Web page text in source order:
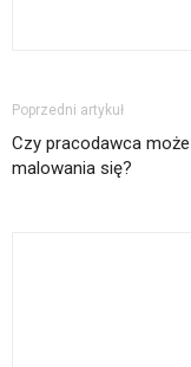
Poprzedni artykuł
Czy pracodawca
malowania się?